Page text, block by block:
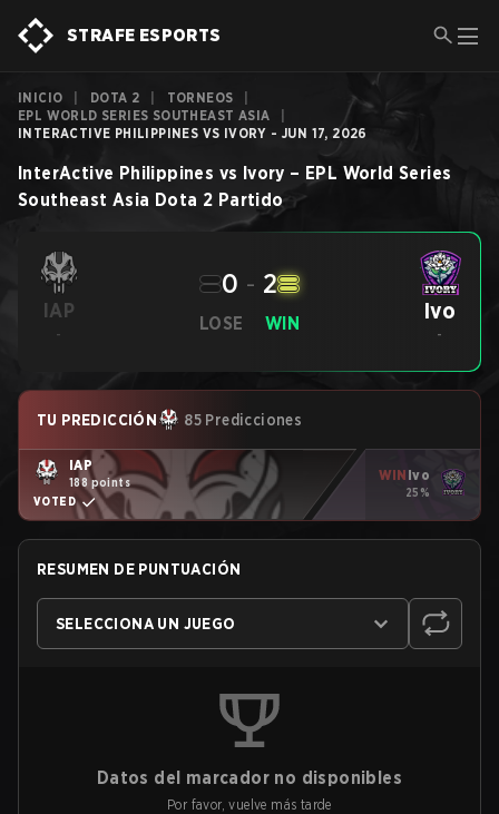
STRAFE ESPORTS
INICIO DOTA 2 TORNEOS
EPL WORLD SERIES SOUTHEAST ASIA
INTERACTIVE PHILIPPINES VS IVORY - JUN 17, 2026
InterActive Philippines vs Ivory – EPL World Series
Southeast Asia Dota 2 Partido
IAP
-
LOSE
0 - 2
WIN Ivo
-
TU PREDICCIÓN 85 Predicciones
IAP
188 points
VOTED
WIN Ivo
25%
RESUMEN DE PUNTUACIÓN
SELECCIONA UN JUEGO
Datos del marcador no disponibles
Por favor, vuelve más tarde